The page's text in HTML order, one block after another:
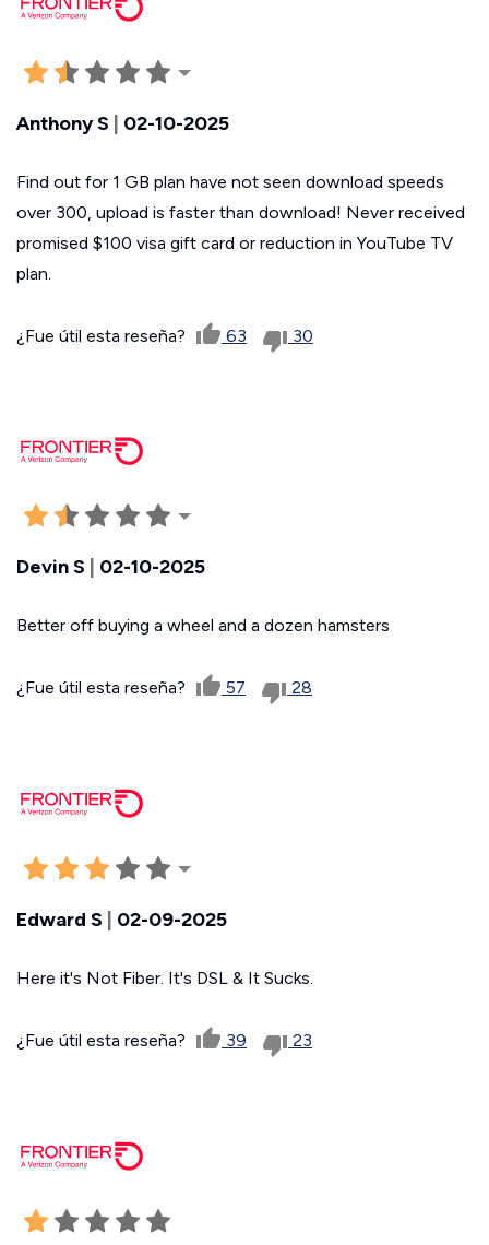
Anthony S | 02-10-2025
Find out for 1 GB plan have not seen download speeds
over 300, upload is faster than download! Never received
promised $100 visa gift card or reduction in YouTube TV
plan.
¿Fue útil esta reseña? 63 30
Devin S 02-10-2025
Better off buying a wheel and a dozen hamsters
¿Fue útil esta reseña? 57 28
Edward S 02-09-2025
Here it's Not Fiber. It's DSL & It Sucks.
¿Fue útil esta reseña? 39 23